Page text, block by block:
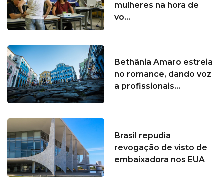
mulheres na hora de
vo...
Bethânia Amaro estreia
no romance, dando voz
a profissionais...
Brasil repudia
revogação de visto de
embaixadora nos EUA